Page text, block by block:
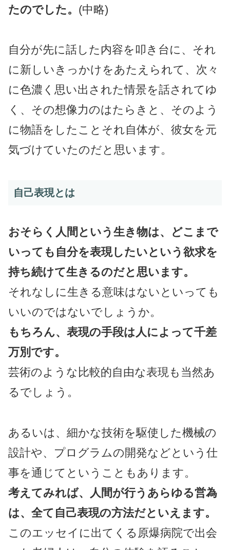
たのでした。 (中略)
自分が先に話した内容を叩き台に、それ
に新しいきっかけをあたえられて、次々
に色濃く思い出された情景を話されてゆ
く、その想像力のはたらきと、そのよう
に物語をしたことそれ自体が、彼女を元
気づけていたのだと思います。
自己表現とは
おそらく人間という生き物は、どこまで
いっても自分を表現したいという欲求を
持ち続けて生きるのだと思います。
それなしに生きる意味はないといっても
いいのではないでしょうか。
もちろん、表現の手段は人によって千差
万別です。
芸術のような比較的自由な表現も当然あ
るでしょう。
あるいは、細かな技術を駆使した機械の
設計や、プログラムの開発などという仕
事を通じてということもあります。
考えてみれば、人間が行うあらゆる営為
は、全て自己表現の方法だといえます。
このエッセイに出てくる原爆病院で出会